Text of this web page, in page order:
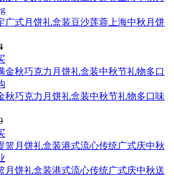
广式月饼礼盒装豆沙莲蓉上海中秋月饼
秋巧克力月饼礼盒装中秋节礼物多口味
月饼礼盒装港式流心传统广式庆中秋送